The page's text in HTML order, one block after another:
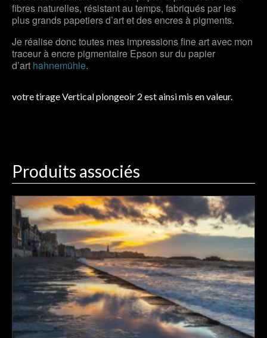
fibres naturelles, résistant au temps, fabriqués par les
plus grands papetiers d’art et des encres à pigments.
Je réalise donc toutes mes impressions fine art avec mon
traceur à encre pigmentaire Epson sur du papier
d’art hahnemühle.
votre tirage Vertical plongeoir 2 est ainsi mis en valeur.
Produits associés